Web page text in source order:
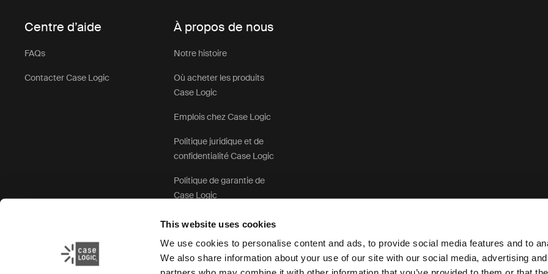
This website uses cookies
We use cookies to personalise content and ads, to provide social media features and to
We also share information about your use of our site with our social media, advertising
Centre d’aide
FAQs
Contacter Case Logic
À propos de nous
Notre histoire
Où acheter les produits
Case Logic
Emplois chez Case Logic
Politique juridique et de
confidentialité Case Logic
Politique de garantie de
Case Logic